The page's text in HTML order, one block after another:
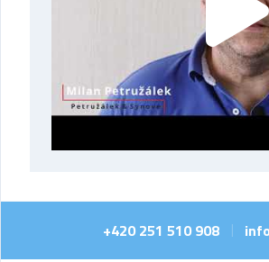
+420 251 510 908